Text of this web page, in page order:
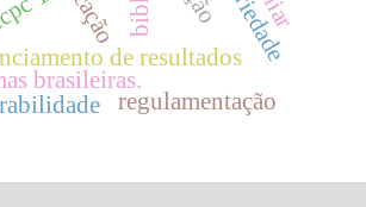
de resultados
brasileiras.
regulamentação